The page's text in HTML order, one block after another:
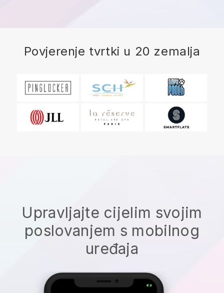
Povjerenje tvrtki u 20 zemalja
Upravljajte cijelim svojim
poslovanjem s mobilnog
uređaja